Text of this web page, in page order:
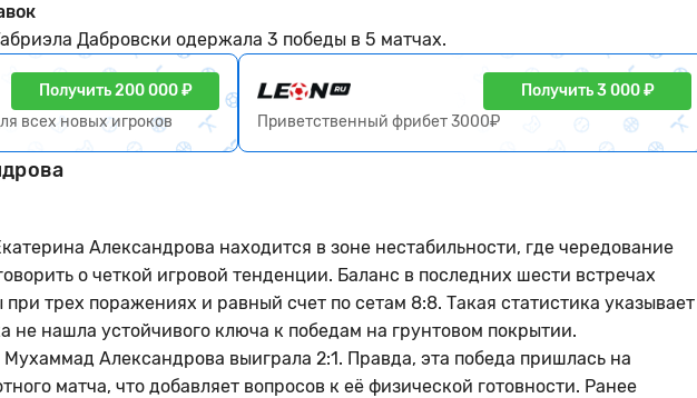
Дабровски одержала 3 победы в 5 матчах.
Получить 200 000 ₽
всех новых игроков
Получить 3 000 ₽
Приветственный фрибет 3000₽
Александрова находится в зоне нестабильности, где чередование
о четкой игровой тенденции. Баланс в последних шести встречах
трех поражениях и равный счет по сетам 8:8. Такая статистика указывает
не нашла устойчивого ключа к победам на грунтовом покрытии.
Александрова выиграла 2:1. Правда, эта победа пришлась на
матча, что добавляет вопросов к её физической готовности. Ранее